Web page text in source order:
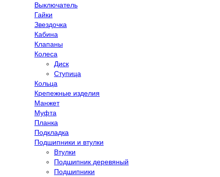
Выключатель
Гайки
Звездочка
Кабина
Клапаны
Колеса
Диск
Ступица
Кольца
Крепежные изделия
Манжет
Муфта
Планка
Подкладка
Подшипники и втулки
Втулки
Подшипник деревяный
Подшипники